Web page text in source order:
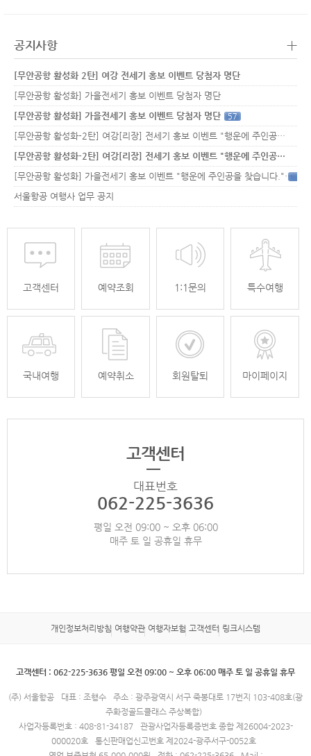
공지사항 +
[무안공항 활성화 2탄] 여강 전세기 홍보 이벤트 당첨자 명단
[무안공항 활성화] 가을전세기 홍보 이벤트 당첨자 명단
[무안공항 활성화] 가을전세기 홍보 이벤트 당첨자 명단
57
[무안공항 활성화-2탄] 여강[리장] 전세기 홍보 이벤트 "행운에 주인공…
[무안공항 활성화-2탄] 여강[리장] 전세기 홍보 이벤트 "행운에 주인공…
[무안공항 활성화] 가을전세기 홍보 이벤트 "행운에 주인공을 찾습니다."33
서울항공 여행사 업무 공지
고객센터 예약조회 1:1문의 특수여행
국내여행 예약취소 회원탈퇴 마이페이지
고객센터
대표번호
062-225-3636
평일 오전 09:00 ~ 오후 06:00
매주 토 일 공휴일 휴무
개인정보처리방침 여행약관 여행자보험 고객센터 링크시스템
고객센터 : 062-225-3636 평일 오전 09:00 ~ 오후 06:00 매주 토 일 공휴일 휴무
(주) 서울항공 대표 : 조행수
주소 : 광주광역시 서구 죽봉대로 17번지 103-408호(광
주화정골드클래스 주상복합)
사업자등록번호 : 408-81-34187
관광사업자등록증번호 종합 제26004-2023-
000020호
통신판매업신고번호 제2024-광주서구-0052호